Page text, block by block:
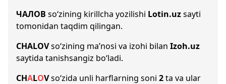
ЧАЛОВ so‘zining kirillcha yozilishi Lotin.uzsayti
tomonidan taqdim qilingan.
CHALOVso‘zining ma’nosi va izohi bilan Izoh.uz
saytida tanishsangiz bo‘ladi.
CHALOVso‘zida unli harflarning soni 2ta va ular